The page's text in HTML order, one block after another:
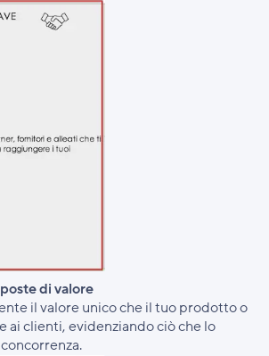
di valore
il valore unico che il tuo prodotto o
ai clienti, evidenziando ciò che lo